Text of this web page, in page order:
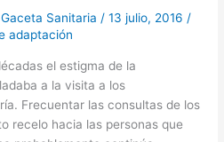
Gaceta Sanitaria /13 julio, 2016 /
adaptación
el estigma de la
a la visita a los
Frecuentar las consultas de los
recelo hacia las personas que